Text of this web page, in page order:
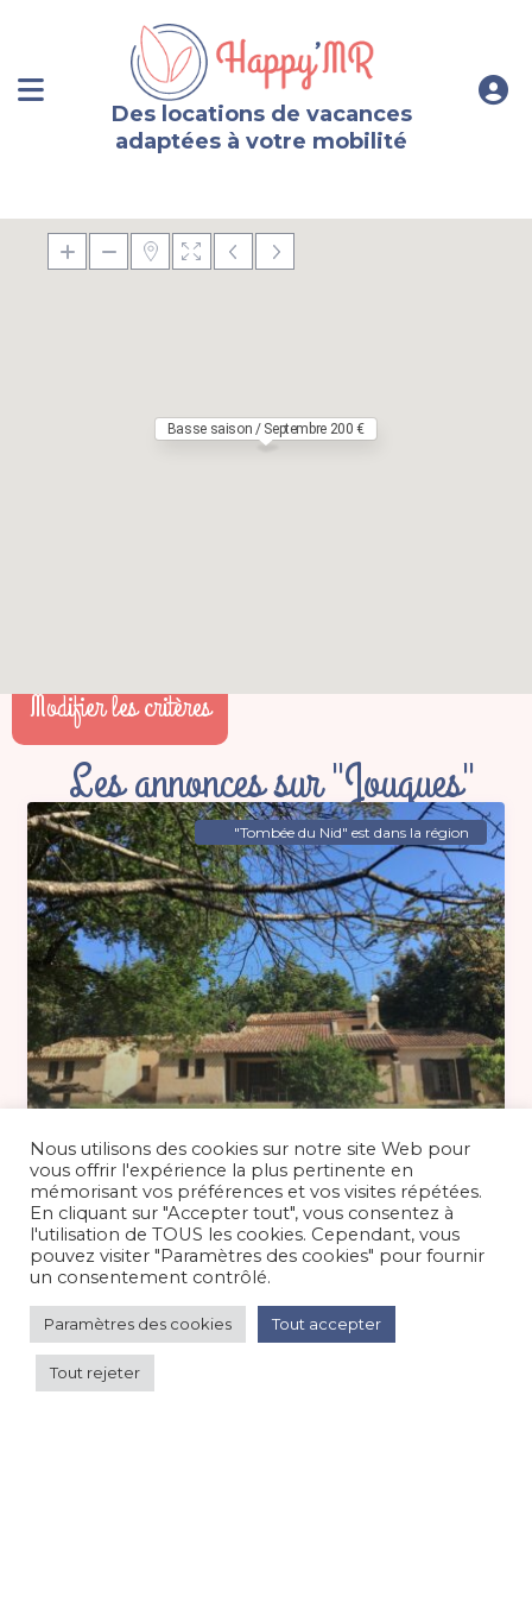
Des locations de vacances
adaptées à votre mobilité
Basse saison / Septembre 200 €
Modifier les critères
Les annonces sur "Jouques"
Basse saison / Septembre 200 €/nuit
"Tombée du Nid" est dans la région
Maison en Provence, Piscine, Vaste
terrain, 8 personnes
Maison/villa/chalet/gîte/Campagne
Nous utilisons des cookies sur notre site Web pour
vous offrir l'expérience la plus pertinente en
mémorisant vos préférences et vos visites répétées.
En cliquant sur "Accepter tout", vous consentez à
l'utilisation de TOUS les cookies. Cependant, vous
pouvez visiter "Paramètres des cookies" pour fournir
un consentement contrôlé.
Paramètres des cookies Tout accepter
Tout rejeter